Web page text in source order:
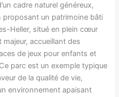
cadre naturel généreux,
proposant un patrimoine bâti
Heller, situé en plein cœur
accueillant des
de jeux pour enfants et
parc est un exemple typique
de la qualité de vie,
environnement apaisant